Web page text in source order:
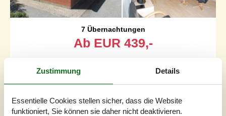
7 Übernachtungen
Ab EUR 439,-
Schlafzimmer
Wohnfläche
Grundstück
1.000 m²
Zustimmung Details
Essentielle Cookies stellen sicher, dass die Website
funktioniert, Sie können sie daher nicht deaktivieren.